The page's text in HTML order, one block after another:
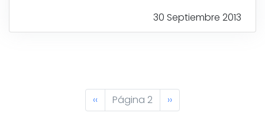
30 Septiembre 2013
Página
anterior
‹‹ Página 2
Siguiente
página
››